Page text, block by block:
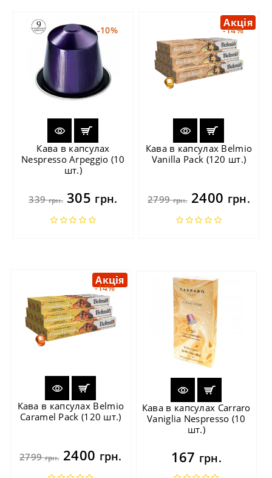
-10%
Кава в капсулах
Nespresso Arpeggio (10
шт.)
339грн.305 грн.
-14%
Акція
Кава в капсулах Belmio
Vanilla Pack (120 шт.)
2799грн.2400 грн.
-14%
Акція
Кава в капсулах Belmio
Caramel Pack (120 шт.)
2799грн.2400 грн.
Кава в капсулах Carraro
Vaniglia Nespresso (10
шт.)
167 грн.